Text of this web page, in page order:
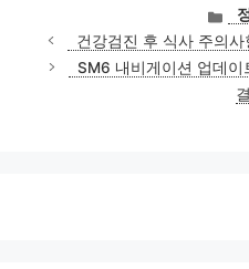
카
테
고
리
건강검진 후 식사 주의
SM6 내비게이션 업데이
결